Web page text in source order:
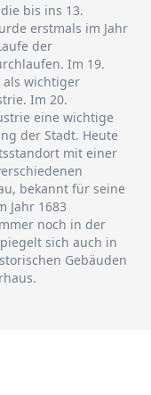
bis ins 13.
erstmals im Jahr
der
Im 19.
als wichtiger
Im 20.
eine wichtige
der Stadt. Heute
mit einer
bekannt für seine
Jahr 1683
noch in der
sich auch in
Gebäuden